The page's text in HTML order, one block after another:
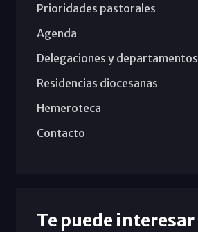
Prioridades pastorales
Agenda
Delegaciones y departamentos
Residencias diocesanas
Hemeroteca
Contacto
Te puede interesar